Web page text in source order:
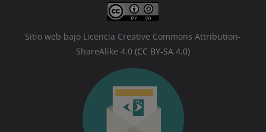
Sitio web bajo Licencia Creative Commons Attribution-
ShareAlike 4.0 (CC BY-SA 4.0)